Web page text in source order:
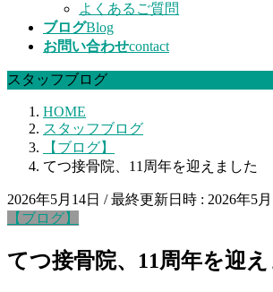
よくあるご質問
ブログBlog
お問い合わせcontact
スタッフブログ
HOME
スタッフブログ
【ブログ】
てつ接骨院、11周年を迎えました
2026年5月14日 / 最終更新日時 : 2026年5月
【ブログ】
てつ接骨院、11周年を迎